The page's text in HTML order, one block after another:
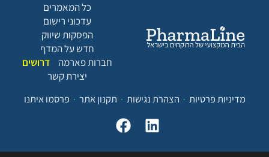
כל המאמרים
עדכוני רישום
הפסקות שיווק
חדש על המדף
חברות פארמה
דרושים
יצירת קשר
מדיניות פרטיות
הצהרת נגישות תקנון אתר פרסמו איתנו